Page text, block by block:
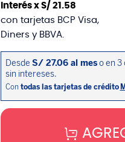
interés x S/ 21 .58
con tarjetas BCP Visa,
Diners y BBVA.